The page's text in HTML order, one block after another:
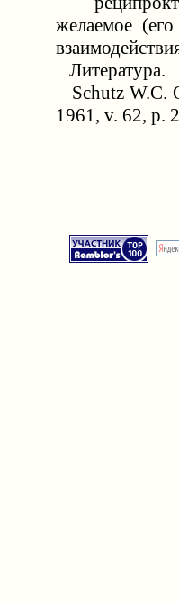
желаемое
Литература.
Schutz W.C.
1961, v. 62, p.